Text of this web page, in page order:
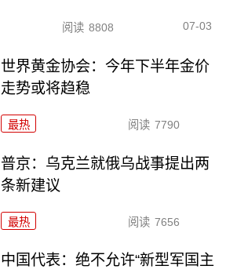
阅读 8808 07-03
世界黄金协会：今年下半年金价
走势或将趋稳
最热 阅读 7790
普京：乌克兰就俄乌战事提出两
条新建议
最热 阅读 7656
中国代表：绝不允许“新型军国主